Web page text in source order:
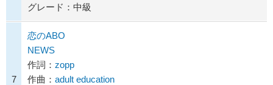
グレード：中級
7
恋のABO
NEWS
作詞： zopp
作曲： adult education